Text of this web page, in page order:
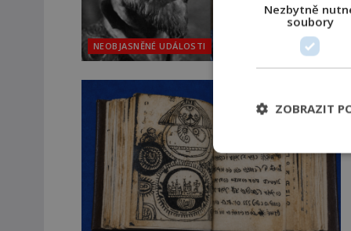
NEOBJASNĚNÉ UDÁLOSTI
Nezbytně
soubory
ZOBRAZIT